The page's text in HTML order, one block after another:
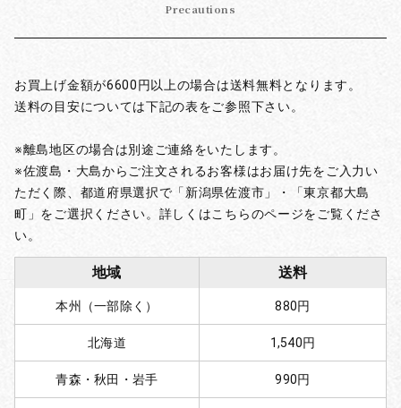
Precautions
お買上げ金額が6600円以上の場合は送料無料となります。
送料の目安については下記の表をご参照下さい。
※離島地区の場合は別途ご連絡をいたします。
※佐渡島・大島からご注文されるお客様はお届け先をご入力い
ただく際、都道府県選択で「新潟県佐渡市」・「東京都大島
町」をご選択ください。詳しくはこちらのページをご覧くださ
い。
地域 送料
本州（一部除く） 880円
北海道 1,540円
青森・秋田・岩手 990円